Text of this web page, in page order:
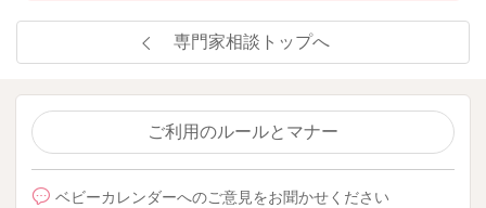
専門家相談トップへ
ご利用のルールとマナー
ベビーカレンダーへのご意見をお聞かせください